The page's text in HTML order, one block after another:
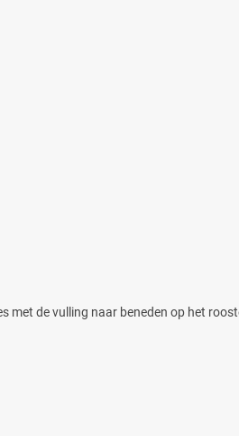
met de vulling naar beneden op het